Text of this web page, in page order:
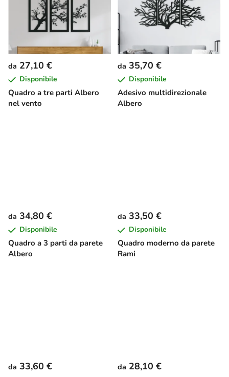
Quadro a tre parti Albero
nel vento
da 27,10 €
Disponibile
Adesivo multidirezionale
Albero
da 35,70 €
Disponibile
Quadro a 3 parti da parete
Albero
da 34,80 €
Disponibile
Quadro moderno da parete
Rami
da 33,50 €
Disponibile
da 33,60 € da 28,10 €